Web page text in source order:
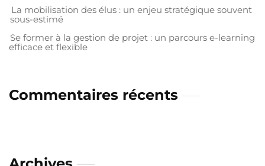
La mobilisation des élus : un enjeu stratégique souvent
sous-estimé
Se former à la gestion de projet : un parcours e-learning
efficace et flexible
Commentaires récents